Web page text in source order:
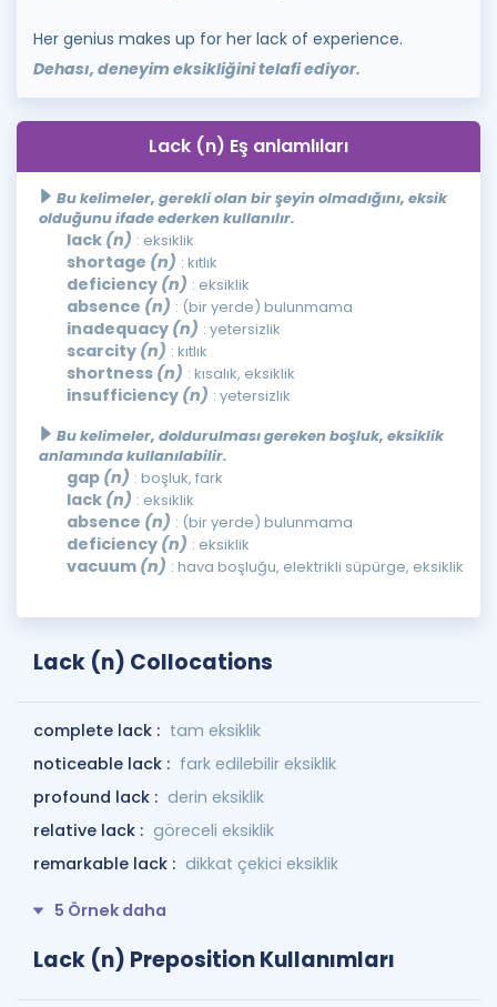
Her genius makes up for her lack of experience.
Dehası, deneyim eksikliğini telafi ediyor.
Lack (n) Eş anlamlıları
Bu kelimeler, gerekli olan bir şeyin olmadığını, eksik
olduğunu ifade ederken kullanılır.
lack (n) : eksiklik
shortage (n) : kıtlık
deficiency (n) : eksiklik
absence (n) : (bir yerde) bulunmama
inadequacy (n) : yetersizlik
scarcity (n) : kıtlık
shortness (n) : kısalık, eksiklik
insufficiency (n) : yetersizlik
Bu kelimeler, doldurulması gereken boşluk, eksiklik
anlamında kullanılabilir.
gap (n) : boşluk, fark
lack (n) : eksiklik
absence (n) : (bir yerde) bulunmama
deficiency (n) : eksiklik
vacuum (n) : hava boşluğu, elektrikli süpürge, eksiklik
Lack (n) Collocations
complete lack : tam eksiklik
noticeable lack : fark edilebilir eksiklik
profound lack : derin eksiklik
relative lack : göreceli eksiklik
remarkable lack : dikkat çekici eksiklik
5 Örnek daha
Lack (n) Preposition Kullanımları